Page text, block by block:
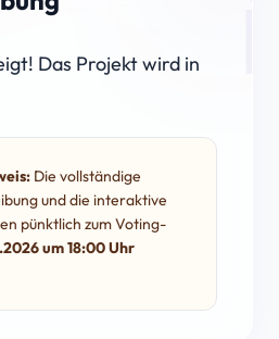
Das Projekt wird in
Die vollständige
und die interaktive
pünktlich zum Voting-
um 18:00 Uhr